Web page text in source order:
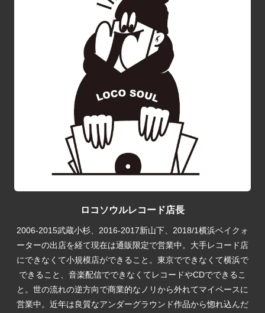
ロコソウルレコード店長
2006-2015武蔵小杉、2016-2017新山下、2018/1横浜ベイクォ
ーターの出店を経て現在は通販限定で営業中。大手レコード店
にできなくて小規模店ができること。東京でできなくて横浜で
できること、音楽配信でできなくてレコードやCDでできるこ
と。世の流れの逆方向で商業的なノリから外れてマイペースに
営業中。近年は良質なアンダーグラウンド作品から惚れ込んだ